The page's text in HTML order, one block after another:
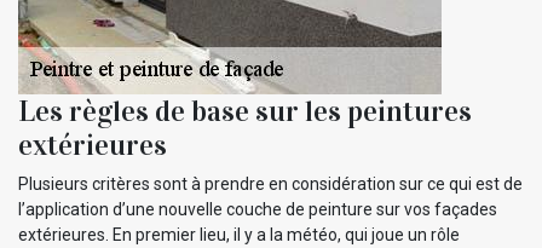
Les règles de base sur les peintures
extérieures
Plusieurs critères sont à prendre en considération sur ce qui est de
l’application d’une nouvelle couche de peinture sur vos façades
extérieures. En premier lieu, il y a la météo, qui joue un rôle